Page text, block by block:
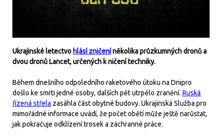
Ukrajinské letectvo hlásí zničeníněkolika průzkumných dronů a
dvou dronů Lancet, určených k ničení techniky.
Během dnešního odpoledního raketového útoku na Dnipro
došlo ke smrti jedné osoby, dalších pět utrpělo zranění. Ruská
řízená střela zasáhla část obytné budovy. Ukrajinská Služba pro
mimořádné informace uvádí, že počet obětí může ještě narůstat,
jak pokračuje odklízení trosek a záchranné práce.